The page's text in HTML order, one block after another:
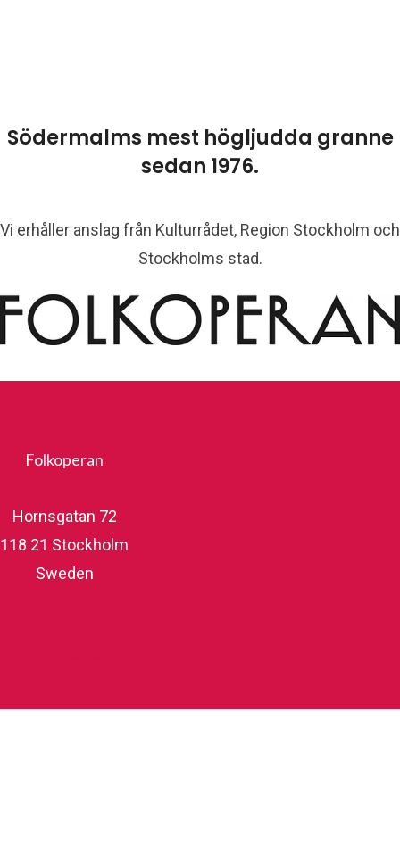
Södermalms mest högljudda granne
sedan 1976.
Vi erhåller anslag från Kulturrådet, Region Stockholm och
Stockholms stad.
Folkoperan
Hornsgatan 72
118 21 Stockholm
Sweden